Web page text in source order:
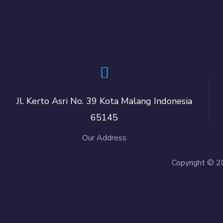
Jl. Kerto Asri No. 39 Kota Malang Indonesia
65145
Our Address
Copyright ©